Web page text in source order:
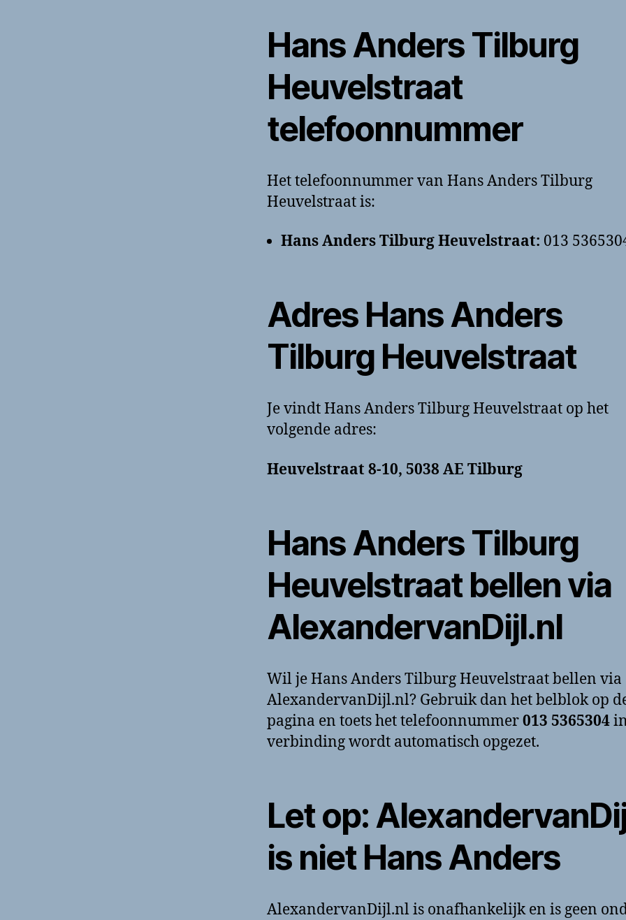
Hans Anders Tilburg
Heuvelstraat
telefoonnummer
Het telefoonnummer van Hans Anders Tilburg
Heuvelstraat is:
Hans Anders Tilburg Heuvelstraat: 013
Adres Hans Anders
Tilburg Heuvelstraat
Je vindt Hans Anders Tilburg Heuvelstraat op het
volgende adres:
Heuvelstraat 8-10, 5038 AE Tilburg
Hans Anders Tilburg
Heuvelstraat bellen via
AlexandervanDijl.nl
Wil je Hans Anders Tilburg Heuvelstraat bellen via
AlexandervanDijl.nl? Gebruik dan het belblok op
pagina en toets het telefoonnummer013 5365304
verbinding wordt automatisch opgezet.
Let op:
is niet Hans Anders
AlexandervanDijl.nl is onafhankelijk en is geen